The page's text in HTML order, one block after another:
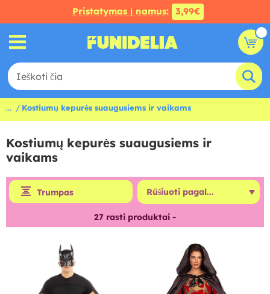
Pristatymas į namus: 3,99€
... Kostiumų kepurės suaugusiems ir vaikams
Kostiumų kepurės suaugusiems ir
vaikams
Trumpas
27 rasti produktai -